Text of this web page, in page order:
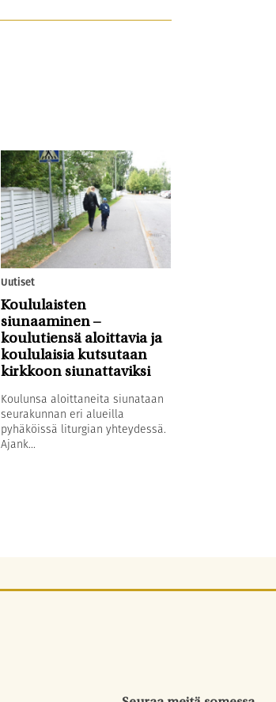
Uutiset
Koululaisten
siunaaminen –
koulutiensä aloittavia ja
koululaisia kutsutaan
kirkkoon siunattaviksi
Koulunsa aloittaneita siunataan
seurakunnan eri alueilla
pyhäköissä liturgian yhteydessä.
Ajank...